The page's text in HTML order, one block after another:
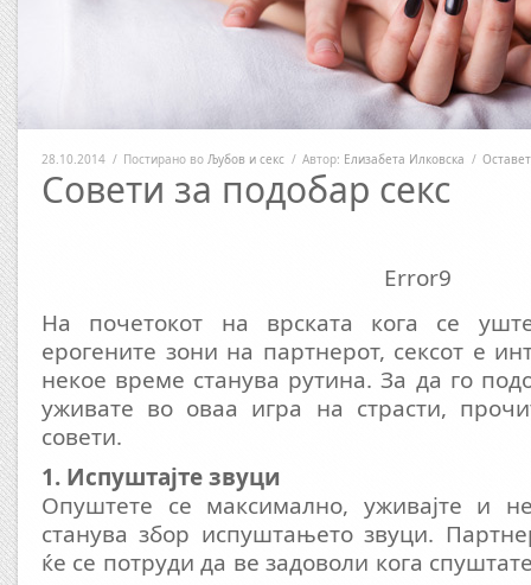
28.10.2014 / Постирано во Љубов и секс / Автор: Елизабета Илковска /
Совети за подобар секс
Error9
На почетокот на врската кога се
ерогените зони на партнерот, сексот е
некое време станува рутина. За да го
уживате во оваа игра на страсти,
совети.
1. Испуштајте звуци
Опуштете се максимално, уживајте и не
станува збор испуштањето звуци.
ќе се потруди да ве задоволи кога